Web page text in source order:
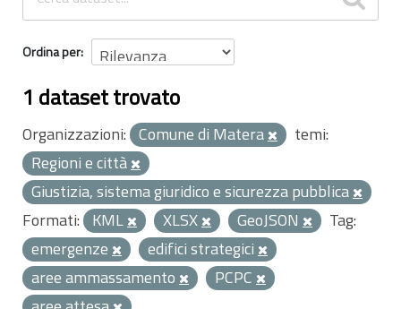
Ordina per
1 dataset trovato
Organizzazioni: Comune di Matera
temi:
Regioni e città
Giustizia, sistema giuridico e sicurezza pubblica
Formati: KML XLSX GeoJSON
Tag:
emergenze
edifici strategici
aree ammassamento
PCPC